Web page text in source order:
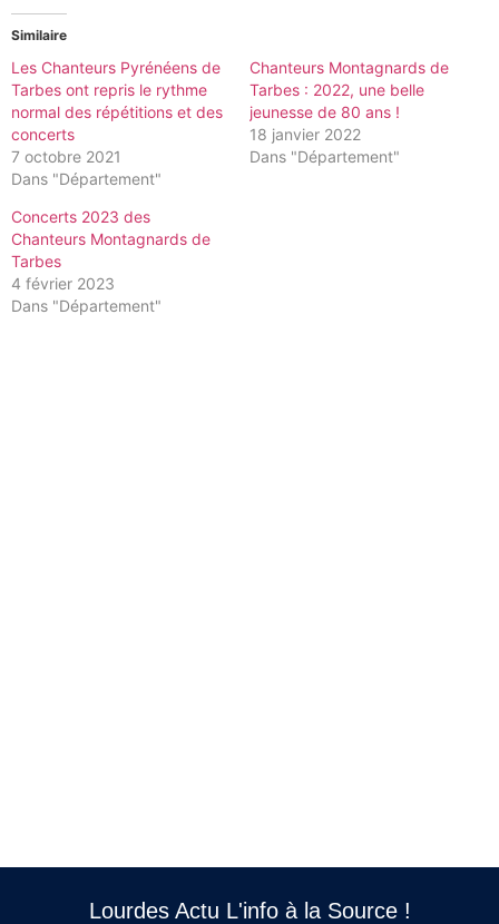
Similaire
Les Chanteurs Pyrénéens de
Tarbes ont repris le rythme
normal des répétitions et des
concerts
7 octobre 2021
Dans "Département"
Chanteurs Montagnards de
Tarbes : 2022, une belle
jeunesse de 80 ans !
18 janvier 2022
Dans "Département"
Concerts 2023 des
Chanteurs Montagnards de
Tarbes
4 février 2023
Dans "Département"
Lourdes Actu L'info à la Source !